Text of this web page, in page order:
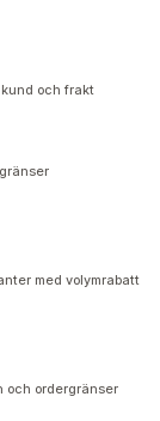
och frakt
med volymrabatt
och ordergränser